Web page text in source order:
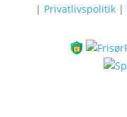
| Privatlivspolitik |